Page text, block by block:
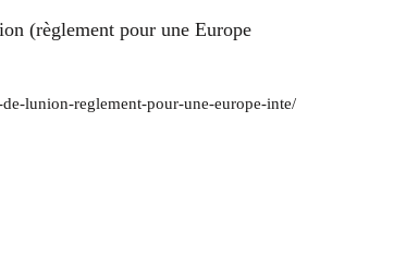
(règlement pour une Europe
lunion-reglement-pour-une-europe-inte/